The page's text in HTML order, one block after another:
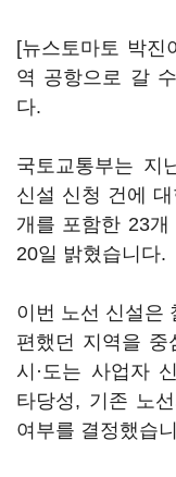
[뉴스토마토 박진
역 공항으로 갈
다.
국토교통부는 지
신설 신청 건에
개를 포함한 23개
20일 밝혔습니다.
이번 노선 신설은
편했던 지역을 중
시·도는 사업자
타당성, 기존 노
여부를 결정했습